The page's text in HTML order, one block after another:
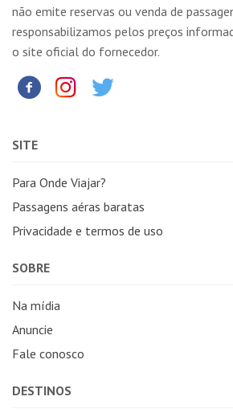
não emite reservas ou venda de
responsabilizamos pelos preços
o site oficial do fornecedor.
SITE
Para Onde Viajar?
Passagens aéras baratas
Privacidade e termos de uso
SOBRE
Na mídia
Anuncie
Fale conosco
DESTINOS